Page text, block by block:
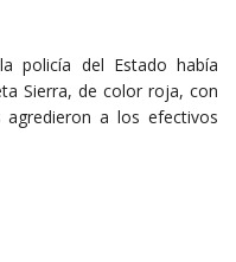
policía del Estado había
Sierra, de color roja, con
a los efectivos